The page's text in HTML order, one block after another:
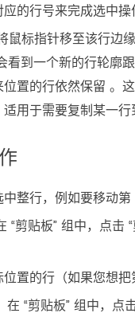
的行号来完成选中操
标指针移至该行边
看到一个新的行轮廓
置的行依然保留 。
用于需要复制某一行
整行，例如要移动第
“剪贴板” 组中，点
置的行（如果您想
在 “剪贴板” 组中，